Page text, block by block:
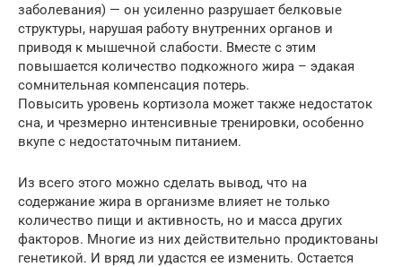
заболевания) — он усиленно разрушает белковые
структуры, нарушая работу внутренних органов и
приводя к мышечной слабости. Вместе с этим
повышается количество подкожного жира – эдакая
сомнительная компенсация потерь.
Повысить уровень кортизола может также недостаток
сна, и чрезмерно интенсивные тренировки, особенно
вкупе с недостаточным питанием.
Из всего этого можно сделать вывод, что на
содержание жира в организме влияет не только
количество пищи и активность, но и масса других
факторов. Многие из них действительно продиктованы
генетикой. И вряд ли удастся ее изменить. Остается